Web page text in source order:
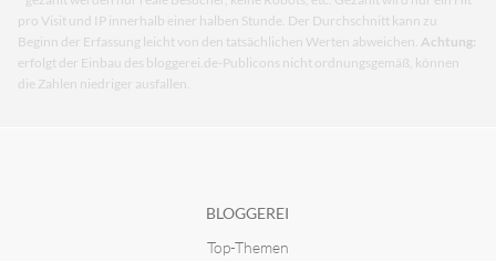
pro Visit und IP innerhalb einer halben Stunde. Der Durchschnitt kann zu
Beginn der Erfassung leicht von den tatsächlichen Werten abweichen. Achtung:
erfolgt der Einbau des bloggerei.de-Publicons nicht ordnungsgemäß, können
die Zahlen niedriger ausfallen.
BLOGGEREI
Top-Themen